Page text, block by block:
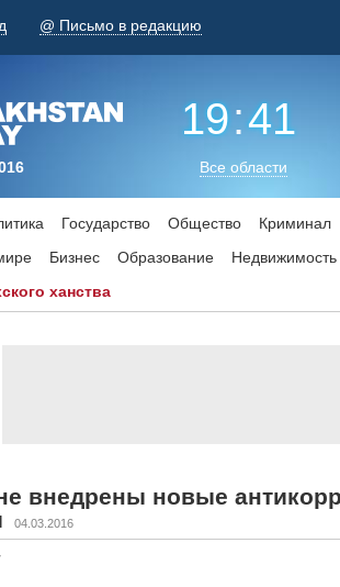
@ Письмо в редакцию
19:41
Все области
Государство Общество
Криминал
Бизнес Образование
Недвижимость
ханства
внедрены новые
04.03.2016